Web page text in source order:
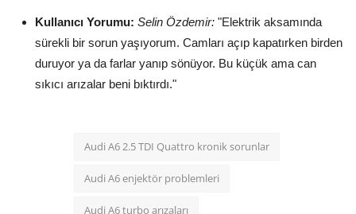
Kullanıcı Yorumu: Selin Özdemir: "Elektrik aksamında
sürekli bir sorun yaşıyorum. Camları açıp kapatırken birden
duruyor ya da farlar yanıp sönüyor. Bu küçük ama can
sıkıcı arızalar beni bıktırdı."
Audi A6 2.5 TDI Quattro kronik sorunlar
Audi A6 enjektör problemleri
Audi A6 turbo arızaları